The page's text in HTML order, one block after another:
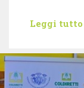
Leggi tutto